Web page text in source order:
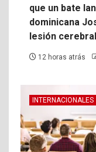
que un bate
dominicana
lesión cerebral
12 horas atrás
INTERNACIONALES